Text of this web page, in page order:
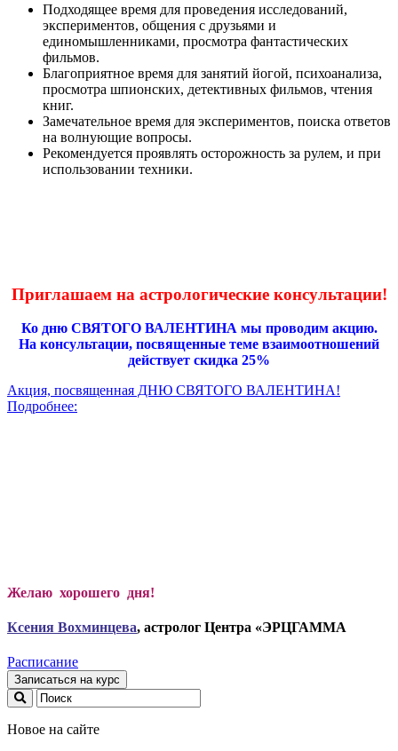
Подходящее время для проведения исследований,
экспериментов, общения с друзьями и
единомышленниками, просмотра фантастических
фильмов.
Благоприятное время для занятий йогой, психоанализа,
просмотра шпионских, детективных фильмов, чтения
книг.
Замечательное время для экспериментов, поиска ответов
на волнующие вопросы.
Рекомендуется проявлять осторожность за рулем, и при
использовании техники.
Приглашаем на астрологические консультации!
Ко дню СВЯТОГО ВАЛЕНТИНА мы проводим акцию.
На консультации, посвященные теме взаимоотношений
действует скидка 25%
Акция, посвященная ДНЮ СВЯТОГО ВАЛЕНТИНА!
Подробнее:
Желаю хорошего дня!
Ксения Вохминцева, астролог Центра «ЭРЦГАММА
Расписание
Записаться на курс
Новое на сайте